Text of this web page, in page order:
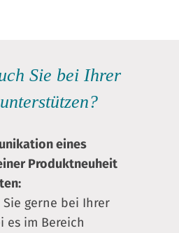
Sie bei Ihrer
eines
Produktneuheit
gerne bei Ihrer
es im Bereich